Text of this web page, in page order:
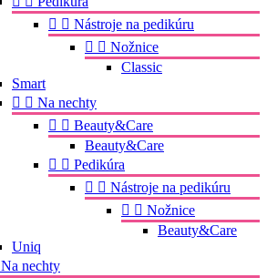
  Nástroje na pedikúru
  Nožnice
Classic
Smart
  Na nechty
  Beauty&Care
Beauty&Care
  Pedikúra
  Nástroje na pedikúru
  Nožnice
Beauty&Care
Uniq
Na nechty